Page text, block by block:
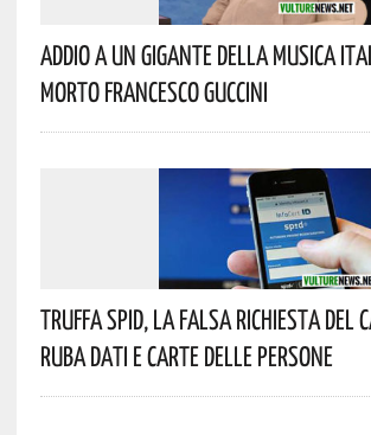
Addio A Un Gigante Della Musica
Morto Francesco Guccini
Truffa Spid, La Falsa Richiesta Del
Ruba Dati E Carte Delle Persone